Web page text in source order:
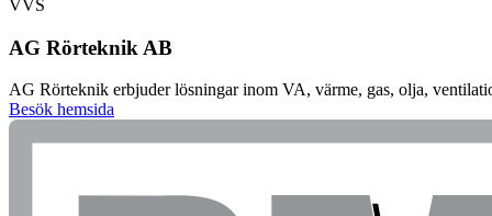
VVS
AG Rörteknik AB
AG Rörteknik erbjuder lösningar inom VA, värme, gas, olja,
Besök hemsida